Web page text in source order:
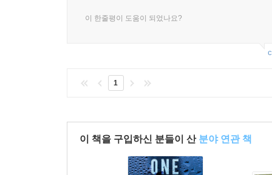
이 한줄평이 도움이 되었나요?
1
이 책을 구입하신 분들이 산 분야 연관 책